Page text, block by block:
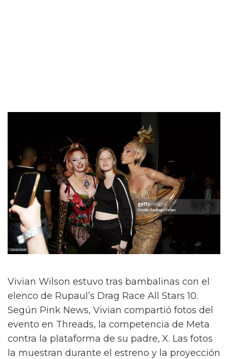
Vivian Wilson estuvo tras bambalinas con el
elenco de Rupaul’s Drag Race All Stars 10.
Según Pink News, Vivian compartió fotos del
evento en Threads, la competencia de Meta
contra la plataforma de su padre, X. Las fotos
la muestran durante el estreno y la proyección